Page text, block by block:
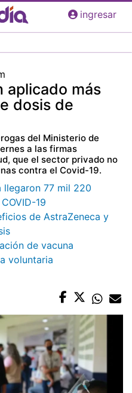
Pasar
ingresar
aplicado más
dosis de
del Ministerio de
a las firmas
que el sector privado no
contra el Covid-19.
llegaron 77 mil 220
19
de AstraZeneca y
de vacuna
voluntaria